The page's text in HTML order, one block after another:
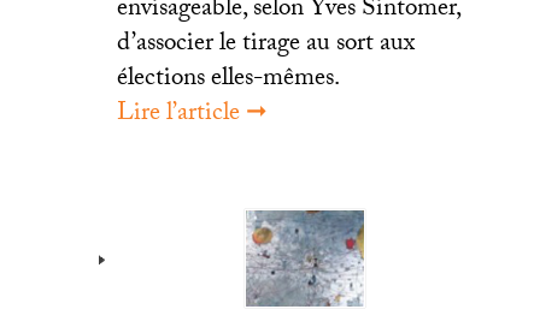
envisageable, selon Yves Sintomer,
d’associer le tirage au sort aux
élections elles-mêmes.
Lire l’article ➞